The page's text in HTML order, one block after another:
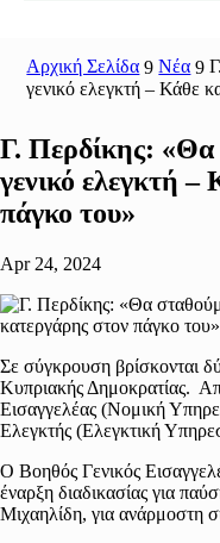
Αρχική Σελίδα 9 Νέα 9
γενικό ελεγκτή – Κάθε
Γ. Περδίκης: «Θα
γενικό ελεγκτή
πάγκο του»
Apr 24, 2024
Σε σύγκρουση βρίσκονται
Κυπριακής Δημοκρατίας.
Εισαγγελέας (Νομική
Ελεγκτής (Ελεγκτική
Ο Βοηθός Γενικός
έναρξη διαδικασίας για
Μιχαηλίδη, για ανάρμοστη